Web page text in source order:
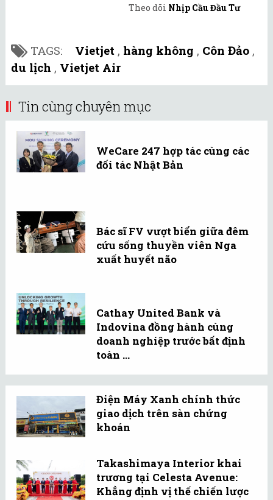
Theo dõi Nhịp Cầu Đầu Tư
TAGS: Vietjet , hàng không , Côn Đảo ,
du lịch , Vietjet Air
Tin cùng chuyên mục
WeCare 247 hợp tác cùng các
đối tác Nhật Bản
Bác sĩ FV vượt biển giữa đêm
cứu sống thuyền viên Nga
xuất huyết não
Cathay United Bank và
Indovina đồng hành cùng
doanh nghiệp trước bất định
toàn ...
Điện Máy Xanh chính thức
giao dịch trên sàn chứng
khoán
Takashimaya Interior khai
trương tại Celesta Avenue:
Khẳng định vị thế chiến lược